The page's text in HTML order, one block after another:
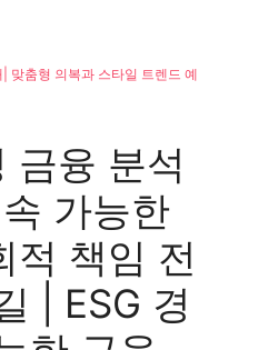
맞춤형 의복과 스타일 트렌드 예
금융 분석
가능한
적 책임 전
| ESG 경